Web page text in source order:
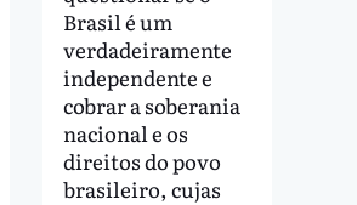
Brasil é um
verdadeiramente
independente e
cobrar a soberania
nacional e os
direitos do povo
brasileiro, cujas